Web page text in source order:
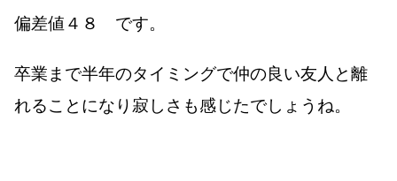
偏差値４８ です。
卒業まで半年のタイミングで仲の良い友人と離
れることになり寂しさも感じたでしょうね。